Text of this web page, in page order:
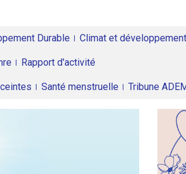
Durable Climat et
Rapport d'activité
Santé menstruelle Tribune